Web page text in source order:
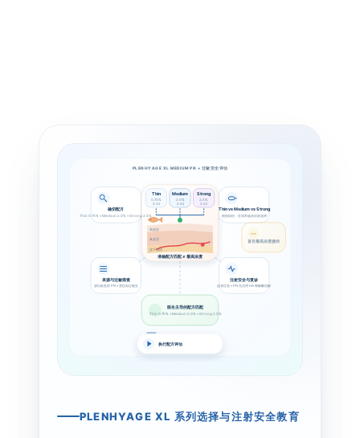
PLENHYAGE XL 系列选择与注射安全教育
PLENHYAGE XL MEDIUM PN + 过敏安全评估
Thin
0.75%
2 ml
Medium
2.0%
2 ml
Strong
2.5%
2 ml
表皮层
真皮层
皮下组织
准确配方匹配 ≠ 最高浓度
确切配方
Thin 0.75% • Medium 2.0% • Strong 2.5%
Thin vs Medium vs Strong
根据组织、区域和临床目标选择
来源与过敏筛查
源自鲑鱼的 PN • 需告知过敏史
注射安全与复诊
血管症状 • PN 无法用 HA 降解酶溶解
医生主导的配方匹配
Thin 0.75% • Medium 2.0% • Strong 2.5%
盲目最高浓度捷径
执行配方评估